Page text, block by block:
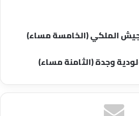
الملكي (الخامسة مساء)
وجدة (الثامنة مساء)